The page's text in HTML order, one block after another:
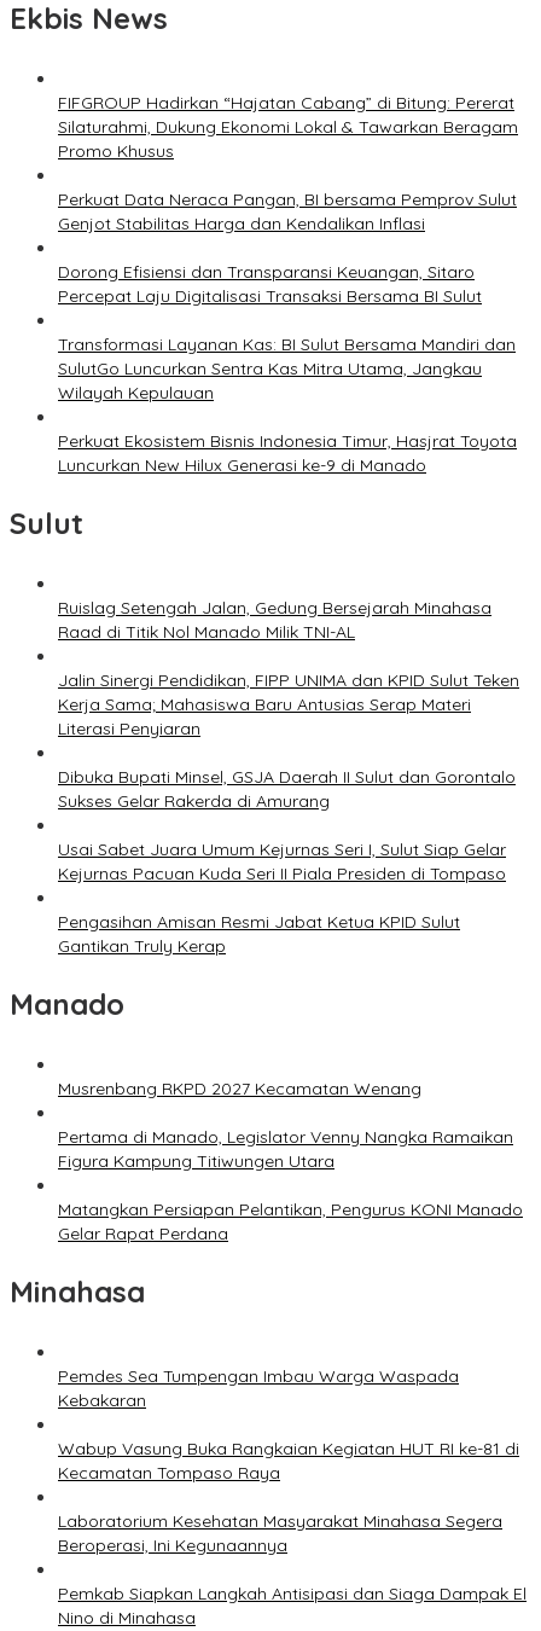
Ekbis News
FIFGROUP Hadirkan “Hajatan Cabang” di Bitung: Pererat
Silaturahmi, Dukung Ekonomi Lokal & Tawarkan Beragam
Promo Khusus
Perkuat Data Neraca Pangan, BI bersama Pemprov Sulut
Genjot Stabilitas Harga dan Kendalikan Inflasi
Dorong Efisiensi dan Transparansi Keuangan, Sitaro
Percepat Laju Digitalisasi Transaksi Bersama BI Sulut
Transformasi Layanan Kas: BI Sulut Bersama Mandiri dan
SulutGo Luncurkan Sentra Kas Mitra Utama, Jangkau
Wilayah Kepulauan
Perkuat Ekosistem Bisnis Indonesia Timur, Hasjrat Toyota
Luncurkan New Hilux Generasi ke-9 di Manado
Sulut
Ruislag Setengah Jalan, Gedung Bersejarah Minahasa
Raad di Titik Nol Manado Milik TNI-AL
Jalin Sinergi Pendidikan, FIPP UNIMA dan KPID Sulut Teken
Kerja Sama; Mahasiswa Baru Antusias Serap Materi
Literasi Penyiaran
Dibuka Bupati Minsel, GSJA Daerah II Sulut dan Gorontalo
Sukses Gelar Rakerda di Amurang
Usai Sabet Juara Umum Kejurnas Seri I, Sulut Siap Gelar
Kejurnas Pacuan Kuda Seri II Piala Presiden di Tompaso
Pengasihan Amisan Resmi Jabat Ketua KPID Sulut
Gantikan Truly Kerap
Manado
Musrenbang RKPD 2027 Kecamatan Wenang
Pertama di Manado, Legislator Venny Nangka Ramaikan
Figura Kampung Titiwungen Utara
Matangkan Persiapan Pelantikan, Pengurus KONI Manado
Gelar Rapat Perdana
Minahasa
Pemdes Sea Tumpengan Imbau Warga Waspada
Kebakaran
Wabup Vasung Buka Rangkaian Kegiatan HUT RI ke-81 di
Kecamatan Tompaso Raya
Laboratorium Kesehatan Masyarakat Minahasa Segera
Beroperasi, Ini Kegunaannya
Pemkab Siapkan Langkah Antisipasi dan Siaga Dampak El
Nino di Minahasa